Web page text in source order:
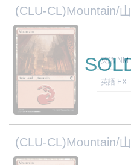
(CLU-CL)Mountain/
英語 NM
英語 EX
(CLU-CL)Mountain/